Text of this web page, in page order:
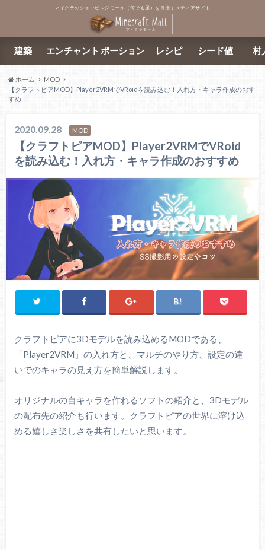
マイクラのショッピングモール（何でも屋）を目指すメディアサイト
建築 エンチャント ポーション レシピ シード値 村
ホーム
MOD
【クラフトピアMOD】Player2VRMでVRoidを読み込む！入れ方・キャラ作成のおす
すめ
2020.09.28 MOD
【クラフトピアMOD】Player2VRMでVRoid
を読み込む！入れ方・キャラ作成のおすすめ
クラフトピアに3Dモデルを読み込めるMODである、
「Player2VRM」の入れ方と、マルチのやり方、設定の違
いでのキャラの見え方を簡単解説します。
オリジナルの自キャラを作れるソフトの紹介と、3Dモデル
の配布先の紹介も行います。クラフトピアの世界に溶け込
める嬉しさ楽しさを共有したいと思います。